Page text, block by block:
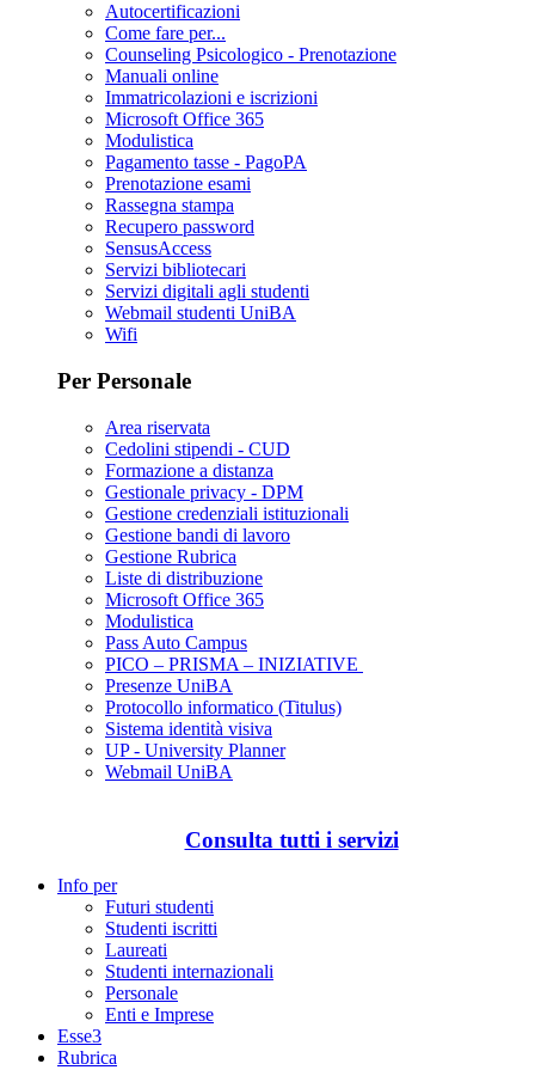
Autocertificazioni
Come fare per...
Counseling Psicologico - Prenotazione
Manuali online
Immatricolazioni e iscrizioni
Microsoft Office 365
Modulistica
Pagamento tasse - PagoPA
Prenotazione esami
Rassegna stampa
Recupero password
SensusAccess
Servizi bibliotecari
Servizi digitali agli studenti
Webmail studenti UniBA
Wifi
Per Personale
Area riservata
Cedolini stipendi - CUD
Formazione a distanza
Gestionale privacy - DPM
Gestione credenziali istituzionali
Gestione bandi di lavoro
Gestione Rubrica
Liste di distribuzione
Microsoft Office 365
Modulistica
Pass Auto Campus
PICO – PRISMA – INIZIATIVE
Presenze UniBA
Protocollo informatico (Titulus)
Sistema identità visiva
UP - University Planner
Webmail UniBA
Consulta tutti i servizi
Info per
Futuri studenti
Studenti iscritti
Laureati
Studenti internazionali
Personale
Enti e Imprese
Esse3
Rubrica